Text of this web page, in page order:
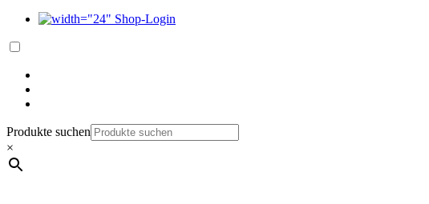
Shop-Login
Produkte suchen
×